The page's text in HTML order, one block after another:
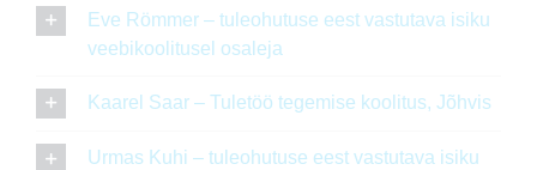
Eve Römmer – tuleohutuse eest vastutava isiku
veebikoolitusel osaleja
Kaarel Saar – Tuletöö tegemise koolitus, Jõhvis
Urmas Kuhi – tuleohutuse eest vastutava isiku